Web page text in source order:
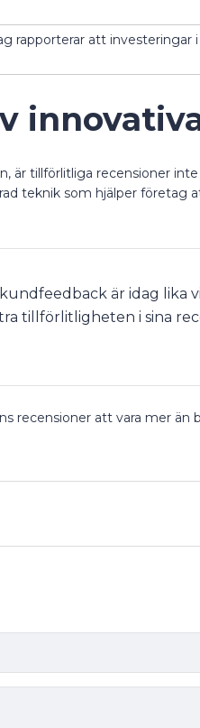
rapporterar att investeringar
är tillförlitliga recensioner
teknik som hjälper
är idag
tillförlitligheten i sina
recensioner att vara mer